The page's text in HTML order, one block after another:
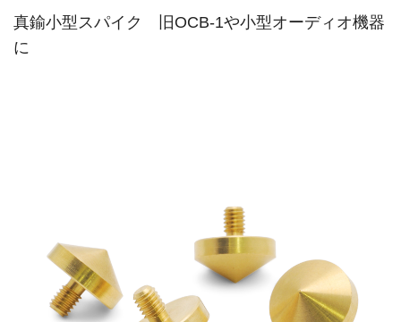
真鍮小型スパイク 旧OCB-1や小型オーディオ機器
に